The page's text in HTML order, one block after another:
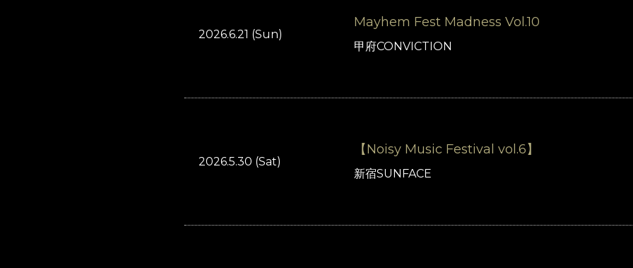
2026.6.21 (Sun)
Mayhem Fest Madness Vol.10
甲府CONVICTION
2026.5.30 (Sat)
【Noisy Music Festival vol.6】
新宿SUNFACE